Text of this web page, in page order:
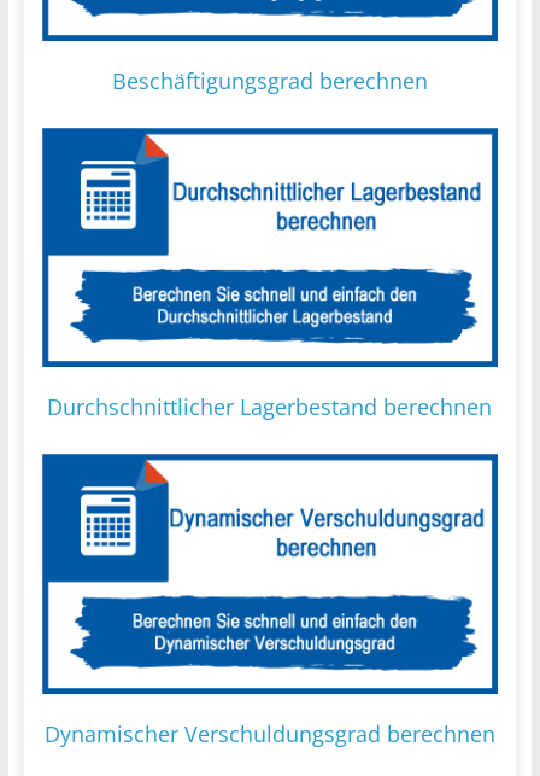
Beschäftigungsgrad berechnen
Durchschnittlicher Lagerbestand berechnen
Dynamischer Verschuldungsgrad berechnen